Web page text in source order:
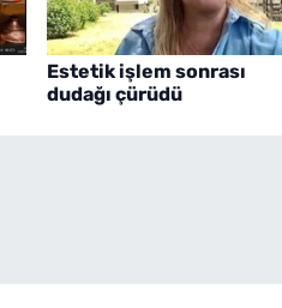
Estetik işlem sonrası
dudağı çürüdü